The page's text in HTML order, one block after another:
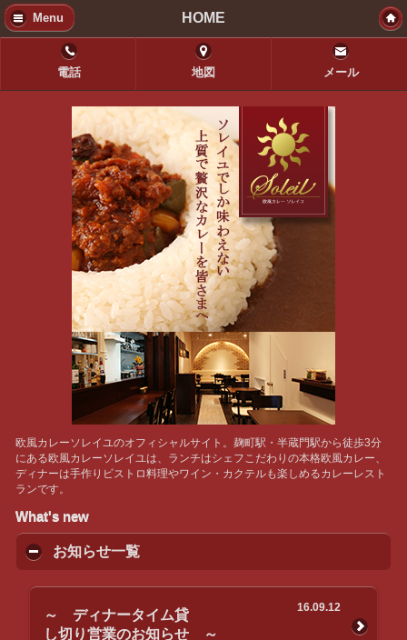
Menu HOME
電話 地図 メール
欧風カレーソレイユのオフィシャルサイト。麹町駅・半蔵門駅から徒歩3分
にある欧風カレーソレイユは、ランチはシェフこだわりの本格欧風カレー、
ディナーは手作りビストロ料理やワイン・カクテルも楽しめるカレーレスト
ランです。
What's new
お知らせ一覧
16.09.12
～ ディナータイム貸
し切り営業のお知らせ ～